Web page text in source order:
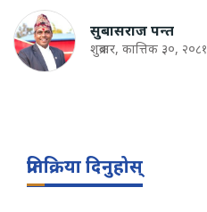
सुबासराज पन्त
शुक्रबार, कात्तिक ३०, २०८१
प्रतिक्रिया दिनुहोस्